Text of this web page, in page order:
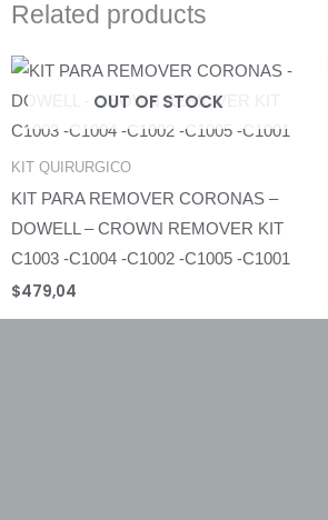
Related products
OUT OF STOCK
KIT QUIRURGICO
KIT PARA REMOVER CORONAS –
DOWELL – CROWN REMOVER KIT
C1003 -C1004 -C1002 -C1005 -C1001
$479,04